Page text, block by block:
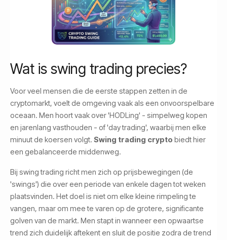
Wat is swing trading precies?
Voor veel mensen die de eerste stappen zetten in de
cryptomarkt, voelt de omgeving vaak als een onvoorspelbare
oceaan. Men hoort vaak over 'HODLing' - simpelweg kopen
en jarenlang vasthouden - of 'day trading', waarbij men elke
minuut de koersen volgt. Swing trading crypto biedt hier
een gebalanceerde middenweg.
Bij swing trading richt men zich op prijsbewegingen (de
'swings') die over een periode van enkele dagen tot weken
plaatsvinden. Het doel is niet om elke kleine rimpeling te
vangen, maar om mee te varen op de grotere, significante
golven van de markt. Men stapt in wanneer een opwaartse
trend zich duidelijk aftekent en sluit de positie zodra de trend